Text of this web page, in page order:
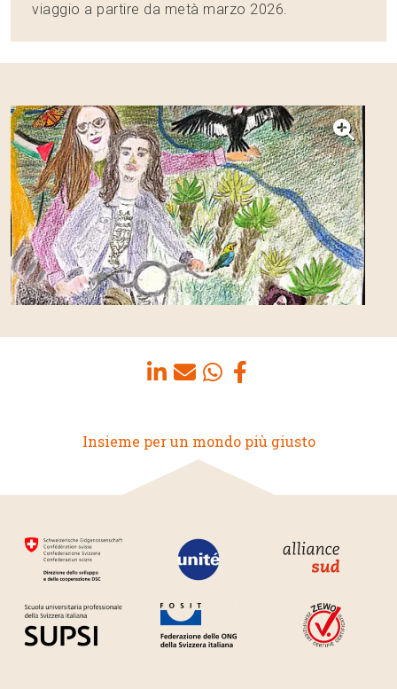
viaggio a partire da metà marzo 2026.
Insieme per un mondo più giusto